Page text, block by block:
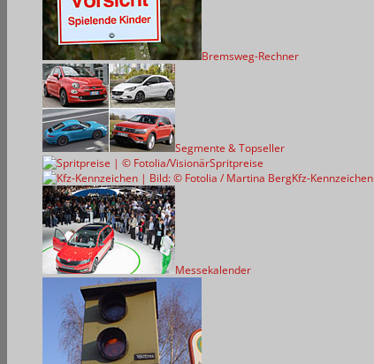
Bremsweg-Rechner
Segmente & Topseller
Spritpreise
Kfz-Kennzeichen
Messekalender